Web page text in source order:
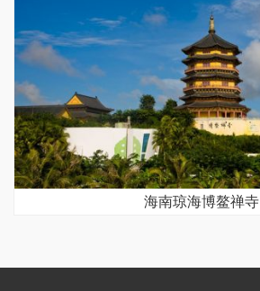
海南琼海博鳌禅寺